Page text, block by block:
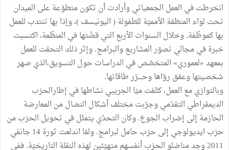
انخرطت في العمل الجمعياتي وأرادت أن تكون متطوّعة على الميدان
تحت لواء المنظمّة الأمميّة للطفولة ( اليونيسف )، وإذا بها تنتدب للعمل
بها كموظّفة. وخلال السنوات الأربع التي قضّتها في المنظّمة، اكتسبت
خبرة في مجالي تصوّر المشاريع والبرامج. وإثر ذلك التحقت للعمل
بمعهد «لعموري» المتخصّص في الدراسات حول التسويق،الذي صهر
شخصيتها وعمّق رؤاها وحــــرّر طاقاتها.
وبالتوازي مع العمل، كثّفت ميّا الجريبي نشاطها في إطارالحزب
الديمقراطي التقدّمي وجرّبت مختلف أشكال النضال من المعارضة
الحازمة إلى إضراب الجوع. وكان التحدّي يتمثّل في تحويل الحزب من
حزب ايديولوجي إلى حزب حامل لبرامج. ولمّا اندلعت ثورة 14 جانفي
2011 وجد مناضلو الحزب أنفسهم متهيّئين لهذه النقلة التاريخيّة. ففي